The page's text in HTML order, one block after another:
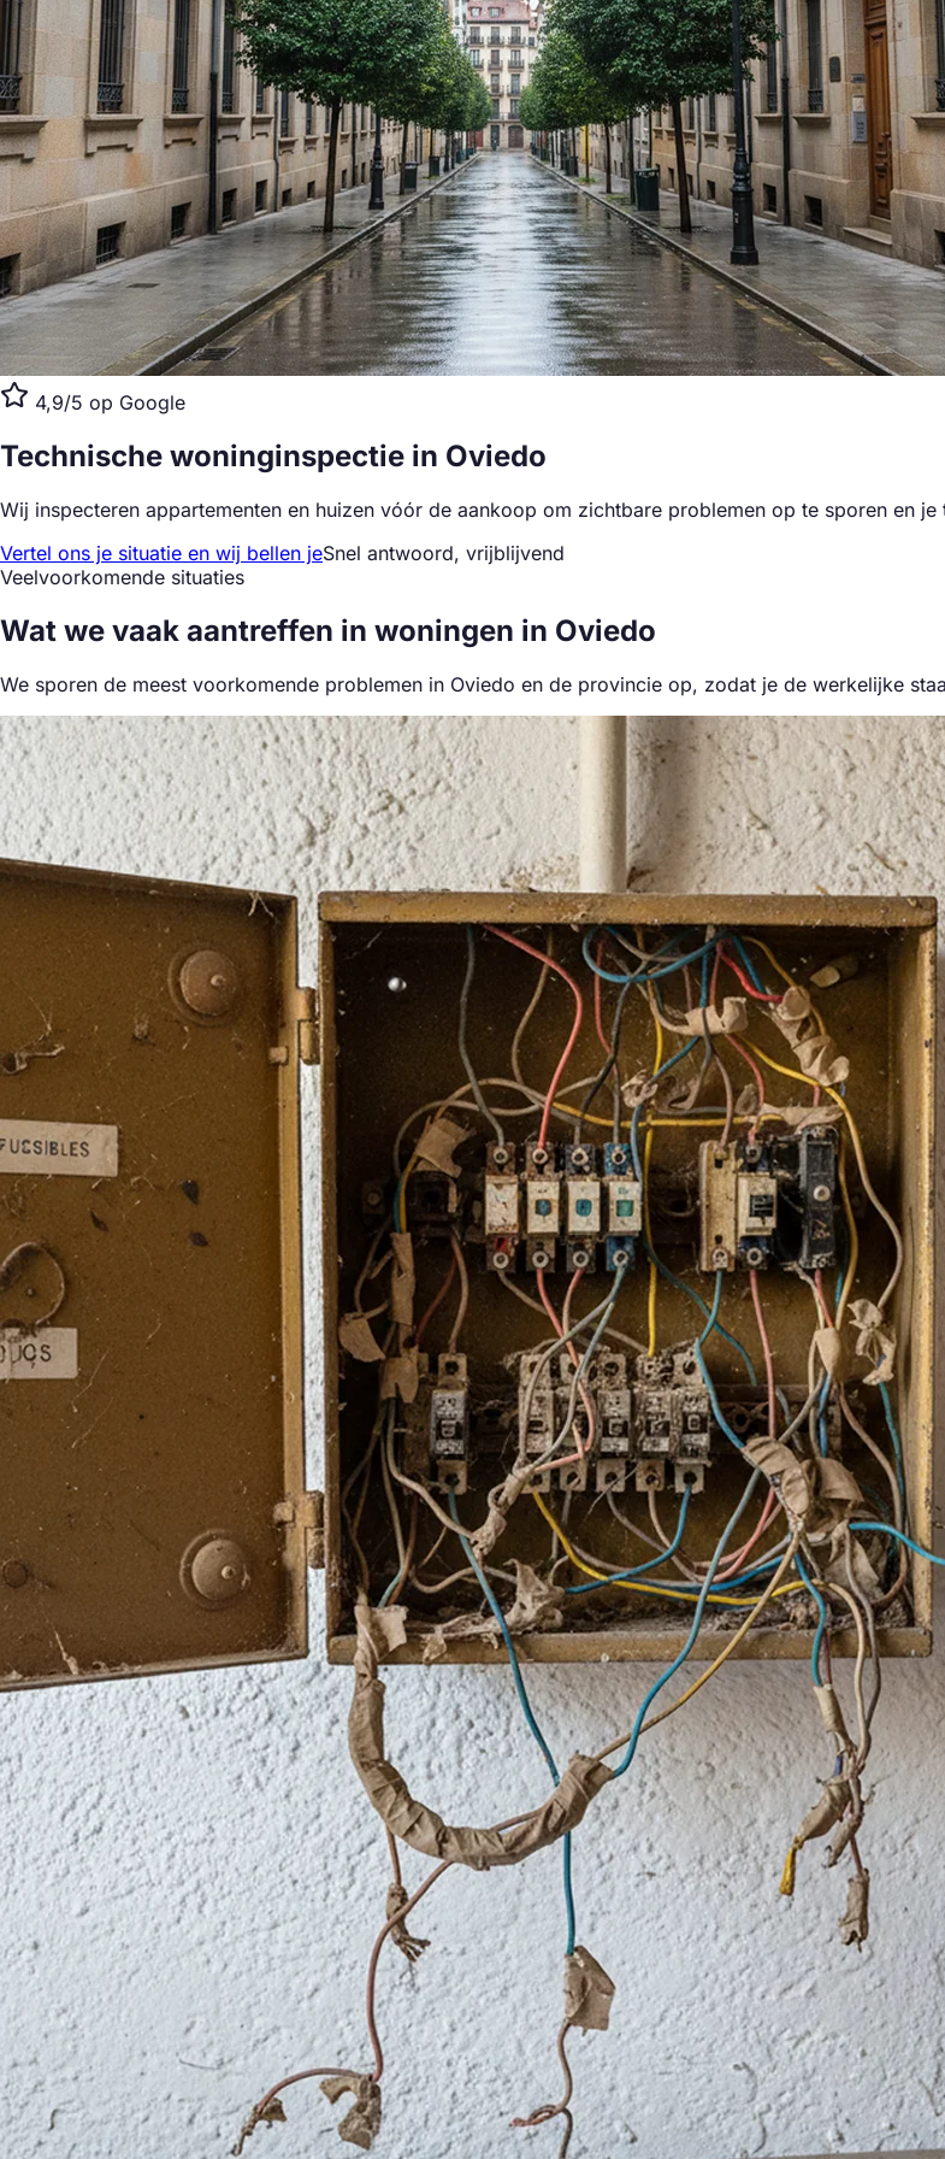
4,9/5 op Google
Technische woninginspectie in Oviedo
Wij inspecteren appartementen en huizen vóór de aankoop om zichtbare problemen op te sporen en
Vertel ons je situatie en wij bellen jeSnel antwoord, vrijblijvend
Veelvoorkomende situaties
Wat we vaak aantreffen in woningen in Oviedo
We sporen de meest voorkomende problemen in Oviedo en de provincie op, zodat je de werkelijke